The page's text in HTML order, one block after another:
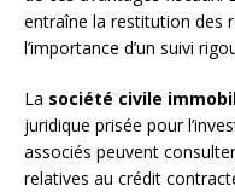
entraîne la restitution des
l’importance d’un suivi
La société civile
juridique prisée pour
associés peuvent
relatives au crédit